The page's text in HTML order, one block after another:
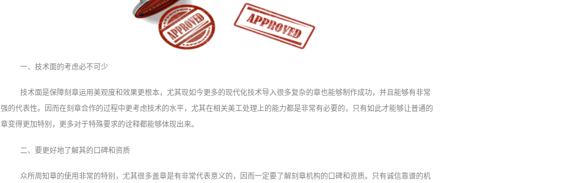
一、技术面的考虑必不可少
技术面是保障刻章运用美观度和效果更根本，尤其现如今更多的现代化技术导入很多复杂的章也能够制作成功，并且能够有非常
强的代表性。因而在刻章合作的过程中更考虑技术的水平，尤其在相关美工处理上的能力都是非常有必要的，只有如此才能够让普通的
章变得更加特别，更多对于特殊要求的诠释都能够体现出来。
二、要更好地了解其的口碑和资质
众所周知章的使用非常的特别，尤其很多盖章是有非常代表意义的，因而一定要了解刻章机构的口碑和资质。只有诚信靠谱的机